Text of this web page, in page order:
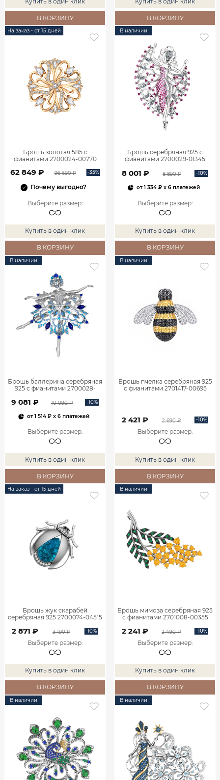
В КОРЗИНУ В КОРЗИНУ
На заказ - от 15 дней
Брошь золотая 585 с
фианитами 2700024-00770
62 849 ₽ 96 690 ₽ -35%
Почему выгодно?
Выберите размер:
Купить в один клик
В КОРЗИНУ
В наличии
Брошь серебряная 925 с
фианитами 2700029-01345
8 001 ₽ 8 890 ₽ -10%
от1 334 ₽x 6 платежей
Выберите размер:
Купить в один клик
В КОРЗИНУ
В наличии
Брошь баллерина серебряная
925 с фианитами 2700028-
9 081 ₽ 10 090 ₽ -10%
от1 514 ₽x 6 платежей
Выберите размер:
Купить в один клик
В КОРЗИНУ
В наличии
Брошь пчелка серебряная 925
с фианитами 2701417-00695
2 421 ₽ 2 690 ₽ -10%
Выберите размер:
Купить в один клик
В КОРЗИНУ
На заказ - от 15 дней
Брошь жук скарабей
серебряная 925 2700074-04515
2 871 ₽ 3 190 ₽ -10%
Выберите размер:
Купить в один клик
В КОРЗИНУ
В наличии
Брошь мимоза серебряная 925
с фианитами 2701008-00355
2 241 ₽ 2 490 ₽ -10%
Выберите размер:
Купить в один клик
В КОРЗИНУ
В наличии В наличии